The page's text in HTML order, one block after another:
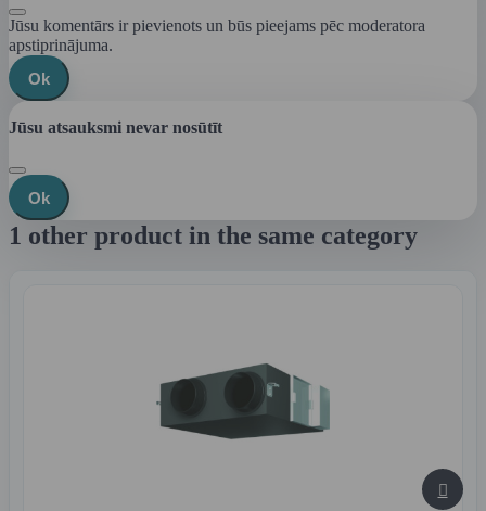
Jūsu komentārs ir pievienots un būs pieejams pēc moderatora
apstiprinājuma.
Ok
Jūsu atsauksmi nevar nosūtīt
Ok
1 other product in the same category
